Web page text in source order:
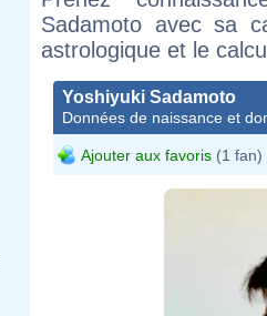
Sadamoto avec sa
astrologique et le
Yoshiyuki Sadamoto
Données de naissance et
Ajouter aux favoris (1 fan)